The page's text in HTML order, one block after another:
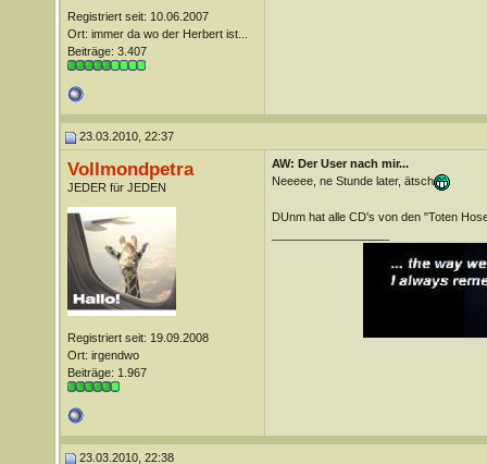
Registriert seit: 10.06.2007
Ort: immer da wo der Herbert ist...
Beiträge: 3.407
23.03.2010, 22:37
Vollmondpetra
JEDER für JEDEN
Registriert seit: 19.09.2008
Ort: irgendwo
Beiträge: 1.967
AW: Der User nach mir...
Neeeee, ne Stunde later, ätsch
DUnm hat alle CD's von den "Toten
23.03.2010, 22:38